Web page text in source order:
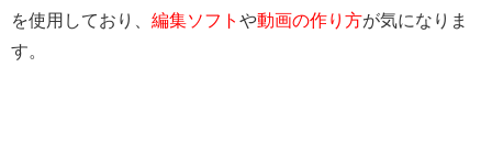
を使用しており、 編集ソフト や動画の作り方が気になりま
す。